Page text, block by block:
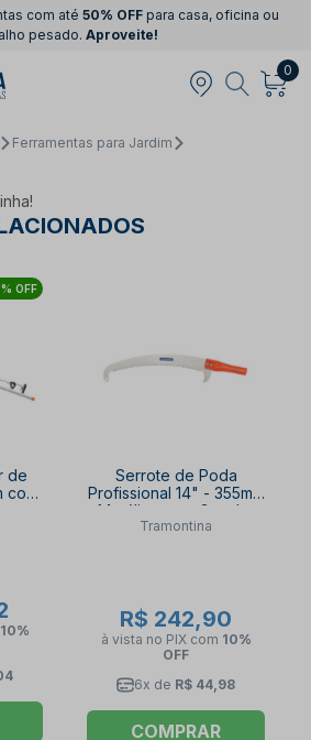
com até 50% OFFpara casa, oficina ou
pesado. Aproveite!
0
Ferramentas para Jardim
OFF
de
com
10%
Serrote de Poda
Profissional 14" - 355mm
Metálico com Gancho
sem Cabo 78383701
Tramontina
R$ 242,90
à vista no PIX com 10%
OFF
6x de R$ 44,98
COMPRAR